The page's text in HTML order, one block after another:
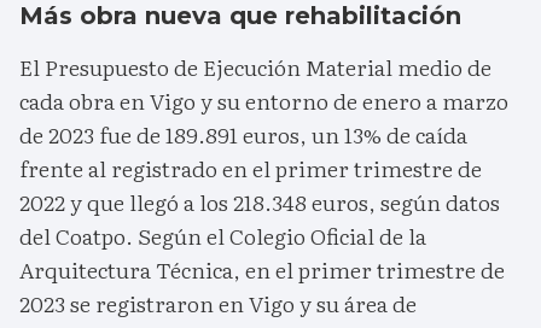
Más obra nueva que rehabilitación
El Presupuesto de Ejecución Material medio de
cada obra en Vigo y su entorno de enero a marzo
de 2023 fue de 189.891 euros, un 13% de caída
frente al registrado en el primer trimestre de
2022 y que llegó a los 218.348 euros, según datos
del Coatpo. Según el Colegio Oficial de la
Arquitectura Técnica, en el primer trimestre de
2023 se registraron en Vigo y su área de